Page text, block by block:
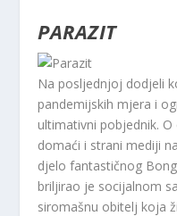
PARAZIT
Na posljednjoj dodjeli
pandemijskih mjera i
ultimativni pobjednik.
domaći i strani mediji
djelo fantastičnog
briljirao je socijalnom
siromašnu obitelj koja